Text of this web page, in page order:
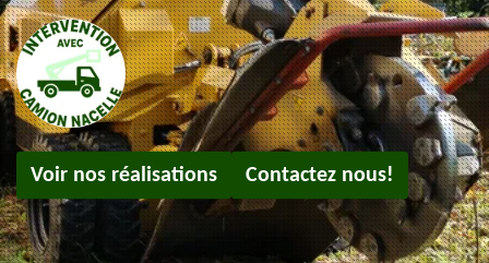
Voir nos réalisations Contactez nous!